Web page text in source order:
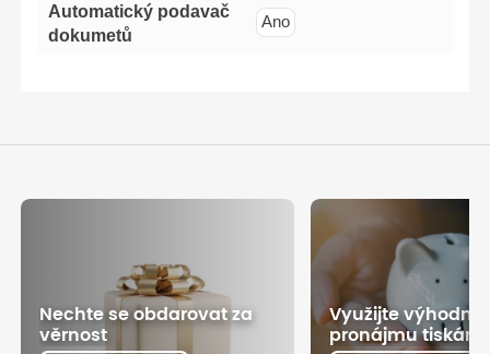
Automatický podavač
dokumetů
Ano
Nechte se obdarovat za
věrnost
Využijte
pronájmu